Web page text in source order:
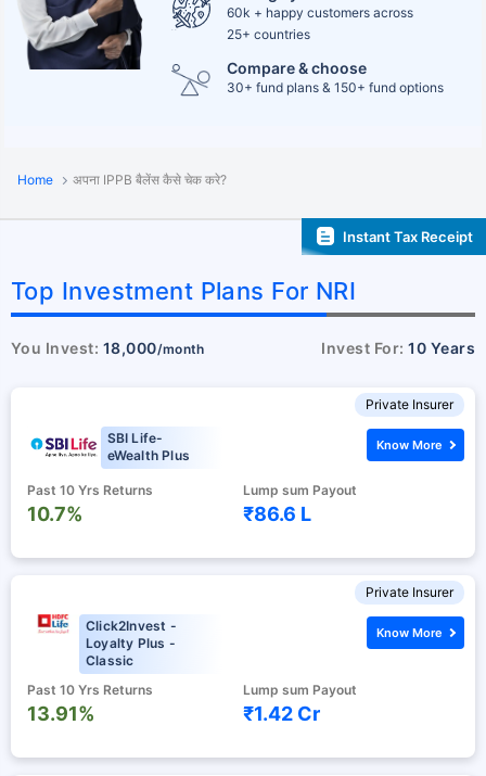
60k + happy customers across
25+ countries
Compare & choose
30+ fund plans & 150+ fund options
Home अपना IPPB बैलेंस कैसे चेक करे?
Instant Tax Receipt
Top Investment Plans For NRI
You Invest: 18,000/month Invest For:10 Years
Private Insurer
SBI Life-
eWealth Plus
Past 10 Yrs Returns
10.7%
Lump sum Payout
₹86.6 L
Know More
Private Insurer
Click2Invest -
Loyalty Plus -
Classic
Past 10 Yrs Returns
13.91%
Lump sum Payout
₹1.42 Cr
Know More